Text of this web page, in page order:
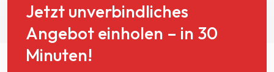
Jetzt unverbindliches
Angebot einholen – in 30
Minuten!